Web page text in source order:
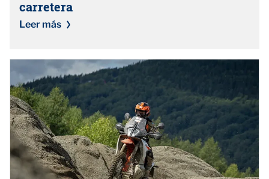
carretera
Leer más